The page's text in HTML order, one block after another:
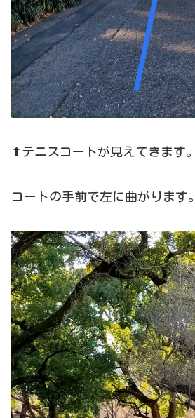
⬆テニスコートが見えてきます。
コートの手前で左に曲がります。